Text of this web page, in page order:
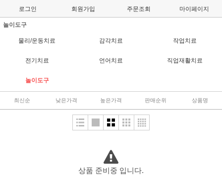
로그인 회원가입 주문조회 마이페이지
놀이도구
물리/운동치료 감각치료 작업치료
전기치료 언어치료 직업재활치료
놀이도구
최신순 낮은가격 높은가격 판매순위 상품명
상품 준비중 입니다.